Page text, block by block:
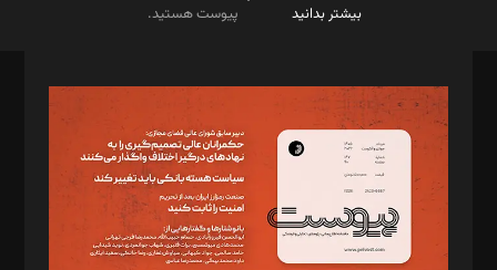
بیشتر بدانید
پیوست هستید.
مدیر مسئول: محمدباقر اثنی‌عشری
سردبیر: مهرک محمودی
دبیر تحریریه: میثم قاسمی
د‌بیر ناداستان: سمانه سمیع
د‌بیر خدمت و تجارت: ابوالفضل رجبی
د‌بیر حقوق فناوری: حسام‌الدین ایپکچی